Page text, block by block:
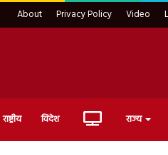
About Privacy Policy Video
राष्ट्रीय विदेश Live राज्य